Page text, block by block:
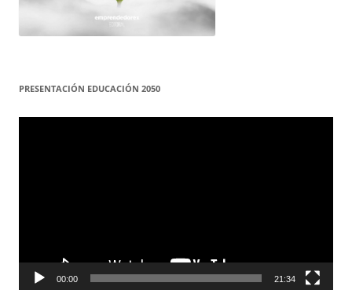
PRESENTACIÓN EDUCACIÓN 2050
Reproductor
00:00 21:34